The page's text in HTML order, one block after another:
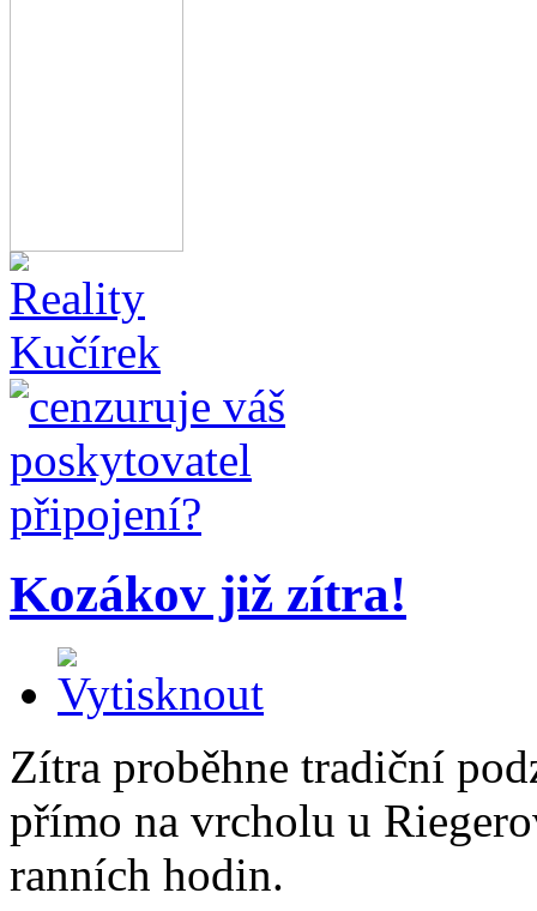
Kozákov již zítra!
Zítra proběhne tradiční
přímo na vrcholu u
ranních hodin.